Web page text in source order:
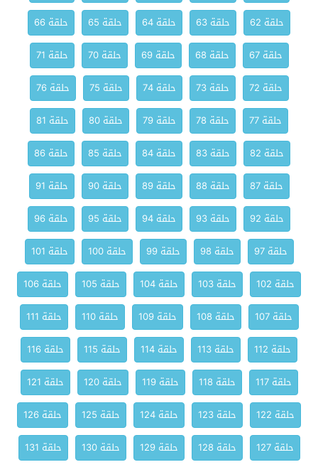
حلقة 62
حلقة 63 حلقة 64 حلقة 65
حلقة 66
حلقة 67
حلقة 68 حلقة 69 حلقة 70
حلقة 71
حلقة 72
حلقة 73 حلقة 74 حلقة 75
حلقة 76
حلقة 77
حلقة 78 حلقة 79 حلقة 80
حلقة 81
حلقة 82
حلقة 83 حلقة 84 حلقة 85
حلقة 86
حلقة 87
حلقة 88 حلقة 89 حلقة 90
حلقة 91
حلقة 92
حلقة 93 حلقة 94 حلقة 95
حلقة 96
حلقة 97
حلقة 98 حلقة 99 حلقة 100
حلقة 101
حلقة 102
حلقة 103 حلقة 104 حلقة 105
حلقة 106
حلقة 107
حلقة 108 حلقة 109 حلقة 110
حلقة 111
حلقة 112
حلقة 113 حلقة 114 حلقة 115
حلقة 116
حلقة 117
حلقة 118 حلقة 119 حلقة 120
حلقة 121
حلقة 122
حلقة 123 حلقة 124 حلقة 125
حلقة 126
حلقة 127
حلقة 128 حلقة 129 حلقة 130 حلقة 131